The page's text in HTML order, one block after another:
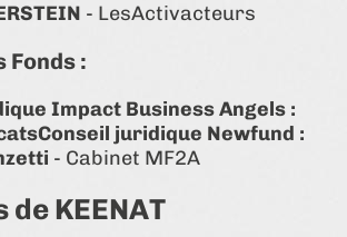
- LesActivacteurs
Fonds :
Impact Business Angels :
Conseil juridique Newfund :
- Cabinet MF2A
KEENAT